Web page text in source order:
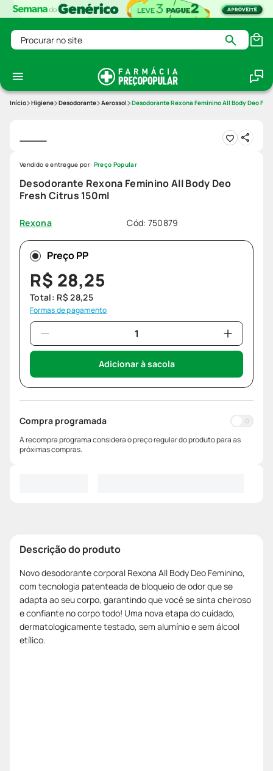
Procurar no site
Higiene Desodorante Aerossol Desodorante Rexona Feminino All Body Deo
Desodorante Rexona Feminino All Body Deo
Fresh Citrus 150ml
Rexona Cód: 750879
Vendido e entregue por: Preço Popular
Preço PP
R$ 28,25
Total: R$ 28,25
Formas de pagamento
Adicionar à sacola
Compra programada
A recompra programa considera o preço regular do produto para as
próximas compras.
Descrição do produto
Novo desodorante corporal Rexona All Body Deo Feminino,
com tecnologia patenteada de bloqueio de odor que se
adapta ao seu corpo, garantindo que você se sinta cheiroso
e confiante no corpo todo! Uma nova etapa do cuidado,
dermatologicamente testado, sem alumínio e sem álcool
etílico.